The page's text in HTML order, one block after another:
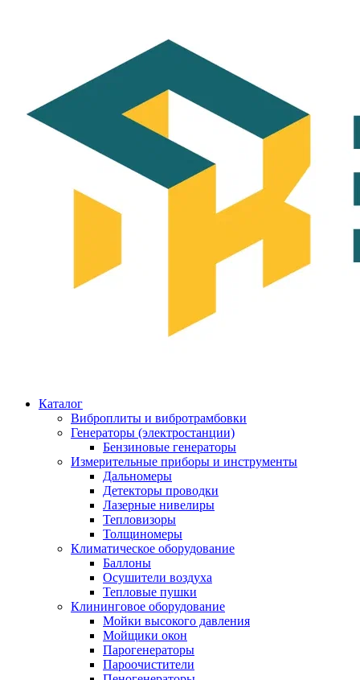
Каталог
Виброплиты и вибротрамбовки
Генераторы (электростанции)
Бензиновые генераторы
Измерительные приборы и инструменты
Дальномеры
Детекторы проводки
Лазерные нивелиры
Тепловизоры
Толщиномеры
Климатическое оборудование
Баллоны
Осушители воздуха
Тепловые пушки
Клининговое оборудование
Мойки высокого давления
Мойщики окон
Парогенераторы
Пароочистители